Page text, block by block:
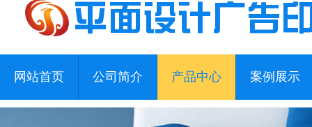
网站首页 公司简介 产品中心 案例展示